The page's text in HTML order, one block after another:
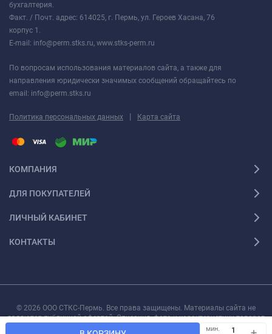
мин.
бухгалтерия.
Факт. / Почт. адрес: 614025, г. Пермь, ул. Героев Хасана, 76
корпус 1.
E-mail: info@perm.stks.ru, www.stks-perm.ru
По вопросам использования материалов сайта, а также для
направления юридически значимых сообщений обращайтесь по
email: info@perm.stks.ru
Политика персональных данных | Карта сайта
КОМПАНИЯ
ДЛЯ ПОКУПАТЕЛЕЙ
ЛИЧНЫЙ КАБИНЕТ
КОНТАКТЫ
© 2026 ООО СТКС-Пермь. Все права защищены. Материалы сайта не
являются публичной офертой. Описания, фото и характеристики товаров
могут быть изменены производителем без предварительного уведомления.